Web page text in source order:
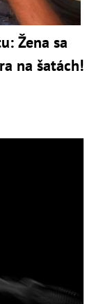
Žena sa
na šatách!